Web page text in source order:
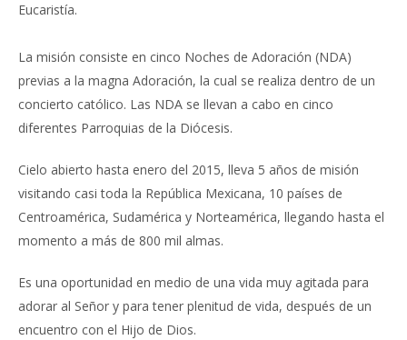
Eucaristía.
La misión consiste en cinco Noches de Adoración (NDA)
previas a la magna Adoración, la cual se realiza dentro de un
concierto católico. Las NDA se llevan a cabo en cinco
diferentes Parroquias de la Diócesis.
Cielo abierto hasta enero del 2015, lleva 5 años de misión
visitando casi toda la República Mexicana, 10 países de
Centroamérica, Sudamérica y Norteamérica, llegando hasta el
momento a más de 800 mil almas.
Es una oportunidad en medio de una vida muy agitada para
adorar al Señor y para tener plenitud de vida, después de un
encuentro con el Hijo de Dios.